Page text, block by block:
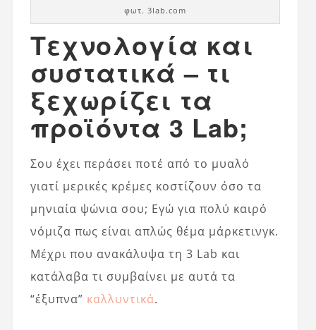
φωτ. 3lab.com
Τεχνολογία και
συστατικά – τι
ξεχωρίζει τα
προϊόντα 3 Lab;
Σου έχει περάσει ποτέ από το μυαλό
γιατί μερικές κρέμες κοστίζουν όσο τα
μηνιαία ψώνια σου; Εγώ για πολύ καιρό
νόμιζα πως είναι απλώς θέμα μάρκετινγκ.
Μέχρι που ανακάλυψα τη 3 Lab και
κατάλαβα τι συμβαίνει με αυτά τα
“έξυπνα” καλλυντικά.